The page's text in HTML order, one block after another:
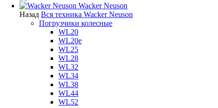
Wacker Neuson
Назад Вся техника Wacker Neuson
Погрузчики колесные
WL20
WL20e
WL25
WL28
WL32
WL34
WL38
WL44
WL52